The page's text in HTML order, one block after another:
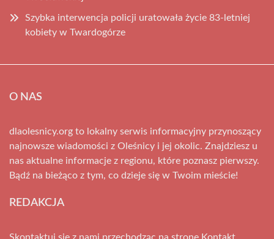
Szybka interwencja policji uratowała życie 83-letniej
kobiety w Twardogórze
O NAS
dlaolesnicy.org to lokalny serwis informacyjny przynoszący
najnowsze wiadomości z Oleśnicy i jej okolic. Znajdziesz u
nas aktualne informacje z regionu, które poznasz pierwszy.
Bądź na bieżąco z tym, co dzieje się w Twoim mieście!
REDAKCJA